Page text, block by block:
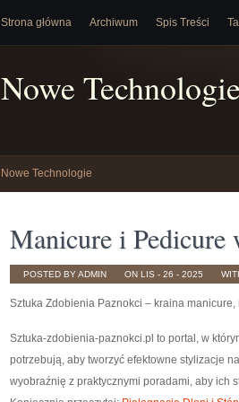
Strona główna Archiwum Spis Treści
Nowe
Nowe Technologie
Manicure i
POSTED BY ADMIN ON LIS - 26 - 2025
Sztuka Zdobienia Paznokci – kraina
Sztuka-zdobienia-paznokci.pl to portal, w
potrzebują, aby tworzyć efektowne stylizacje
wyobraźnię z praktycznymi poradami, aby ich